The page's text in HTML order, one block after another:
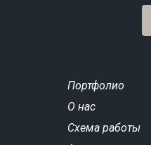
Портфолио
О нас
Схема работы